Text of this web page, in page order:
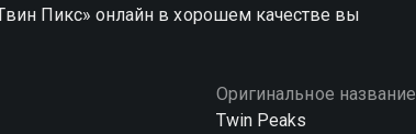
Пикс» онлайн в хорошем качестве вы
Оригинальное название
Twin Peaks